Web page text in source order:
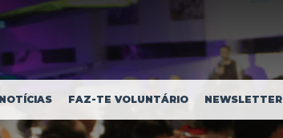
NOTÍCIAS FAZ-TE VOLUNTÁRIO NEWSLETTER